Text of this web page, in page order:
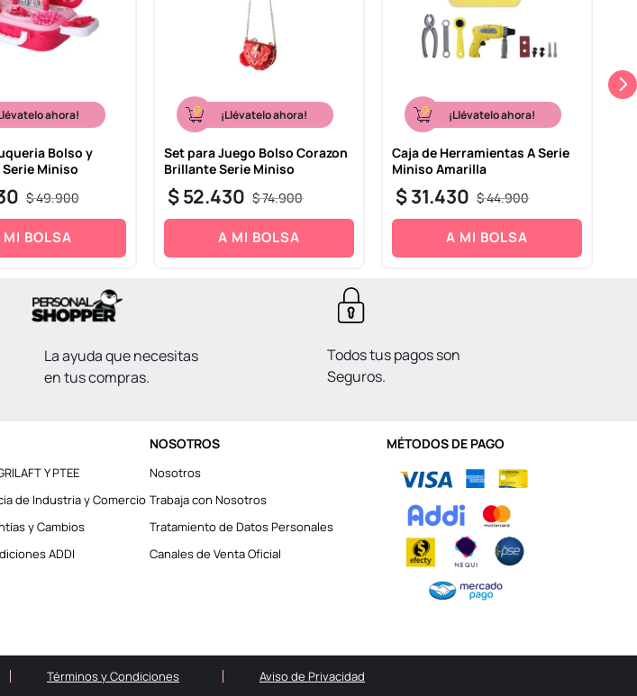
ahora!
Bolso y
Miniso
$49.900
MI BOLSA
¡Llévatelo ahora!
Set para Juego Bolso Corazon
Brillante Serie Miniso
$74.900
$52.430
A MI BOLSA
¡Llévatelo ahora!
Caja de Herramientas A Serie
Miniso Amarilla
$44.900
$31.430
A MI BOLSA
La ayuda que necesitas
en tus compras.
Todos tus pagos son
Seguros.
Y PTEE
de Industria y Comercio
y Cambios
ADDI
NOSOTROS
Nosotros
Trabaja con Nosotros
Tratamiento de Datos Personales
Canales de Venta Oficial
MÉTODOS DE PAGO
Términos y Condiciones Aviso de Privacidad